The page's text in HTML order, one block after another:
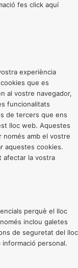
fes click aquí
experiència
que es
al vostre navegador,
funcionalitats
de tercers que ens
lloc web. Aquestes
només amb el vostre
aquestes cookies.
afectar la vostra
perquè el lloc
inclou galetes
de seguretat del lloc
personal.